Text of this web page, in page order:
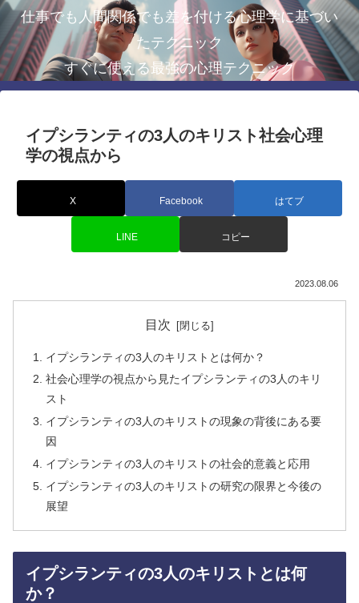
仕事でも人間関係でも差を付ける心理学に基づい
たテクニック
すぐに使える最強の心理テクニック
イプシランティの3人のキリスト社会心理
学の視点から
X Facebook はてブ
LINE コピー
2023.08.06
目次
イプシランティの3人のキリストとは何か？
社会心理学の視点から見たイプシランティの3人のキリ
スト
イプシランティの3人のキリストの現象の背後にある要
因
イプシランティの3人のキリストの社会的意義と応用
イプシランティの3人のキリストの研究の限界と今後の
展望
イプシランティの3人のキリストとは何
か？